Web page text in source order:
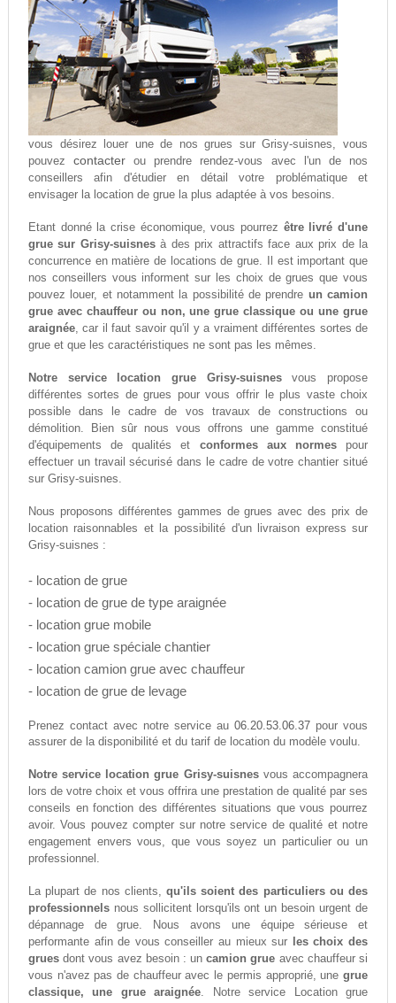
vous désirez louer une de nos grues sur Grisy-suisnes, vous
pouvezcontacter ou prendre rendez-vous avec l'un de nos
conseillers afin d'étudier en détail votre problématique et
envisager la location de grue la plus adaptée à vos besoins.
Etant donné la crise économique, vous pourrez être livré d'une
grue sur Grisy-suisnesà des prix attractifs face aux prix de la
concurrence en matière de locations de grue. Il est important que
nos conseillers vous informent sur les choix de grues que vous
pouvez louer, et notamment la possibilité de prendre un camion
grue avec chauffeur ou non, une grue classique ou une grue
araignée, car il faut savoir qu'il y a vraiment différentes sortes de
grue et que les caractéristiques ne sont pas les mêmes.
Notre service location grue Grisy-suisnesvous propose
différentes sortes de grues pour vous offrir le plus vaste choix
possible dans le cadre de vos travaux de constructions ou
démolition. Bien sûr nous vous offrons une gamme constitué
d'équipements de qualités et conformes aux normespour
effectuer un travail sécurisé dans le cadre de votre chantier situé
sur Grisy-suisnes.
Nous proposons différentes gammes de grues avec des prix de
location raisonnables et la possibilité d'un livraison express sur
Grisy-suisnes :
- location de grue
- location de grue de type araignée
- location grue mobile
- location grue spéciale chantier
- location camion grue avec chauffeur
- location de grue de levage
Prenez contact avec notre service au06.20.53.06.37 pour vous
assurer de la disponibilité et du tarif de location du modèle voulu.
Notre service location grue Grisy-suisnesvous accompagnera
lors de votre choix et vous offrira une prestation de qualité par ses
conseils en fonction des différentes situations que vous pourrez
avoir. Vous pouvez compter sur notre service de qualité et notre
engagement envers vous, que vous soyez un particulier ou un
professionnel.
La plupart de nos clients, qu'ils soient des particuliers ou des
professionnelsnous sollicitent lorsqu'ils ont un besoin urgent de
dépannage de grue. Nous avons une équipe sérieuse et
performante afin de vous conseiller au mieux sur
les choix des
gruesdont vous avez besoin : uncamion grue avec chauffeur si
vous n'avez pas de chauffeur avec le permis approprié, unegrue
classique, une grue araignée. Notre service Location grue